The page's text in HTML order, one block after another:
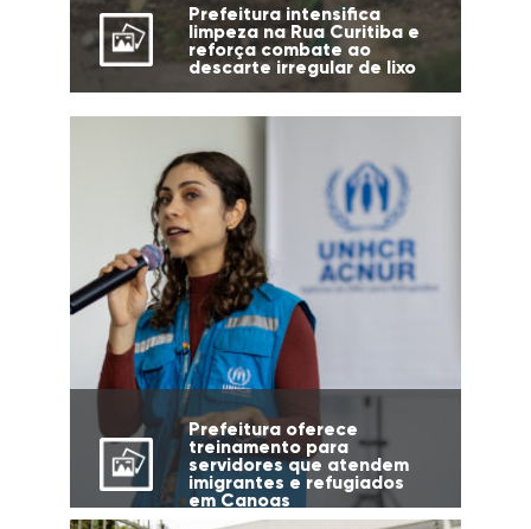
Prefeitura intensifica
limpeza na Rua Curitiba e
reforça combate ao
descarte irregular de lixo
Prefeitura oferece
treinamento para
servidores que atendem
imigrantes e refugiados
em Canoas